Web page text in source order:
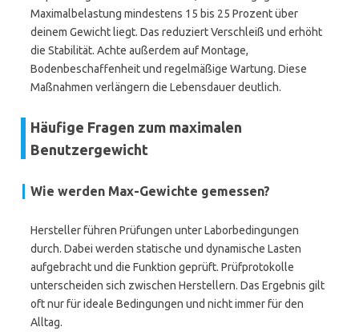
Maximalbelastung mindestens 15 bis 25 Prozent über
deinem Gewicht liegt. Das reduziert Verschleiß und erhöht
die Stabilität. Achte außerdem auf Montage,
Bodenbeschaffenheit und regelmäßige Wartung. Diese
Maßnahmen verlängern die Lebensdauer deutlich.
Häufige Fragen zum maximalen
Benutzergewicht
Wie werden Max-Gewichte gemessen?
Hersteller führen Prüfungen unter Laborbedingungen
durch. Dabei werden statische und dynamische Lasten
aufgebracht und die Funktion geprüft. Prüfprotokolle
unterscheiden sich zwischen Herstellern. Das Ergebnis gilt
oft nur für ideale Bedingungen und nicht immer für den
Alltag.